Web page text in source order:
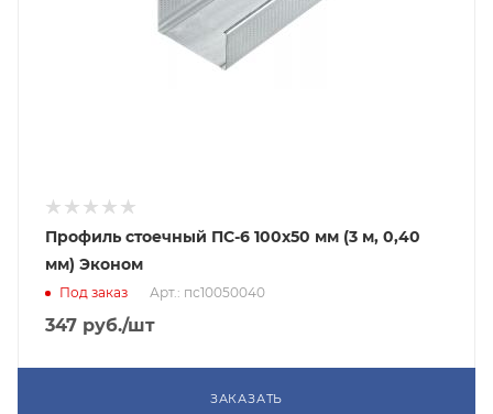
Профиль стоечный ПС-6 100х50 мм (3 м, 0,40
мм) Эконом
Под заказ Арт.: пс10050040
347 руб./шт
ЗАКАЗАТЬ